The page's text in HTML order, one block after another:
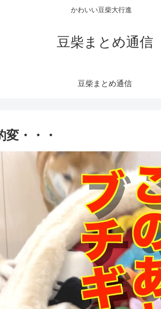
かわいい豆柴大行進
豆柴まとめ通信
豆柴まとめ通信
・・・